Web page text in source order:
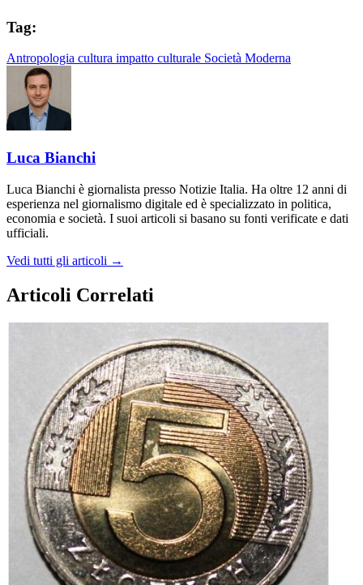
Tag:
Antropologia cultura impatto culturale Società Moderna
Luca Bianchi
Luca Bianchi è giornalista presso Notizie Italia. Ha oltre 12 anni di
esperienza nel giornalismo digitale ed è specializzato in politica,
economia e società. I suoi articoli si basano su fonti verificate e dati
ufficiali.
Vedi tutti gli articoli →
Articoli Correlati